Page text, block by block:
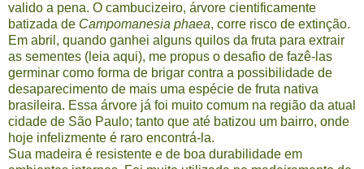
valido a pena. O cambucizeiro, árvore cientificamente
batizada de Campomanesia phaea, corre risco de extinção.
Em abril, quando ganhei alguns quilos da fruta para extrair
as sementes (leia aqui), me propus o desafio de fazê-las
germinar como forma de brigar contra a possibilidade de
desaparecimento de mais uma espécie de fruta nativa
brasileira. Essa árvore já foi muito comum na região da atual
cidade de São Paulo; tanto que até batizou um bairro, onde
hoje infelizmente é raro encontrá-la.
Sua madeira é resistente e de boa durabilidade em